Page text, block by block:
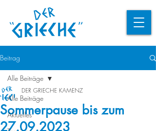
Beitrag
Alle Beiträge
Aktuelles
Alle Beiträge
Sommerpause bis zum
27.09.2023
DER GRIECHE KAMENZ